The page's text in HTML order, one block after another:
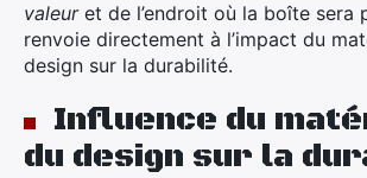
valeuret de l’endroit où la boîte sera
renvoie directement à l’impact du
design sur la durabilité.
Influence du
du design sur la